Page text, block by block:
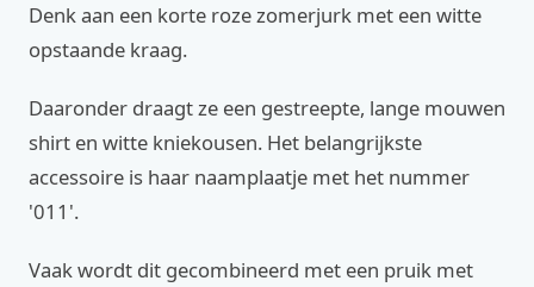
Denk aan een korte roze zomerjurk met een witte
opstaande kraag.
Daaronder draagt ze een gestreepte, lange mouwen
shirt en witte kniekousen. Het belangrijkste
accessoire is haar naamplaatje met het nummer
'011'.
Vaak wordt dit gecombineerd met een pruik met